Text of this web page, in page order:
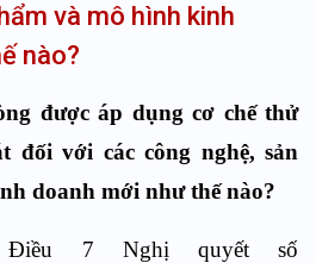
và mô hình kinh
nào?
được áp dụng cơ chế thử
đối với các công nghệ, sản
doanh mới như thế nào?
7 Nghị quyết số